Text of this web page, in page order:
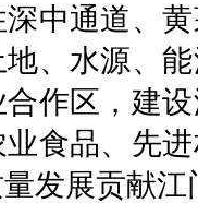
中通道、
、水源、
作区，建
食品、先
发展贡献江